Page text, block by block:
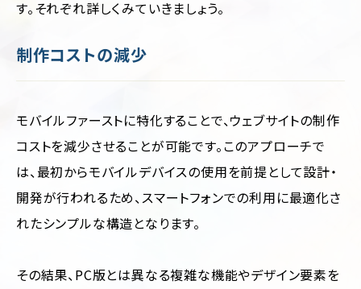
す。それぞれ詳しくみていきましょう。
制作コストの減少
モバイルファーストに特化することで、ウェブサイトの制作
コストを減少させることが可能です。このアプローチで
は、最初からモバイルデバイスの使用を前提として設計・
開発が行われるため、スマートフォンでの利用に最適化さ
れたシンプルな構造となります。
その結果、PC版とは異なる複雑な機能やデザイン要素を